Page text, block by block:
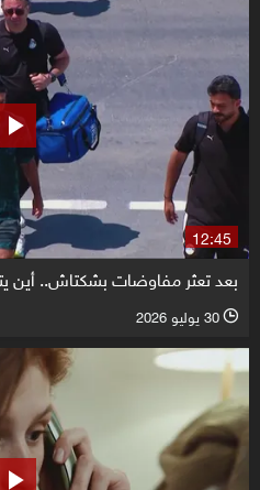
12:45
بعد تعثر مفاوضات بشكتاش.. أين
l 30 يوليو 2026